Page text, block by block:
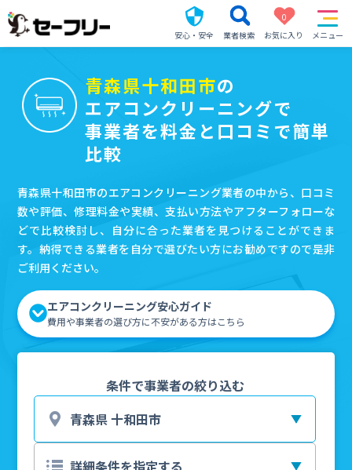
安心・安全 業者検索
0
お気に入り
メニュー
青森県十和田市の
エアコンクリーニングで
事業者を料金と口コミで簡単
比較
青森県十和田市のエアコンクリーニング業者の中から、口コミ
数や評価、修理料金や実績、支払い方法やアフターフォローな
どで比較検討し、自分に合った業者を見つけることができま
す。納得できる業者を自分で選びたい方にお勧めですので是非
ご利用ください。
エアコンクリーニング安心ガイド
費用や事業者の選び方に不安がある方はこちら
条件で事業者の絞り込む